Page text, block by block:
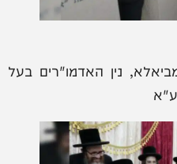
נין האדמו"רים בעל